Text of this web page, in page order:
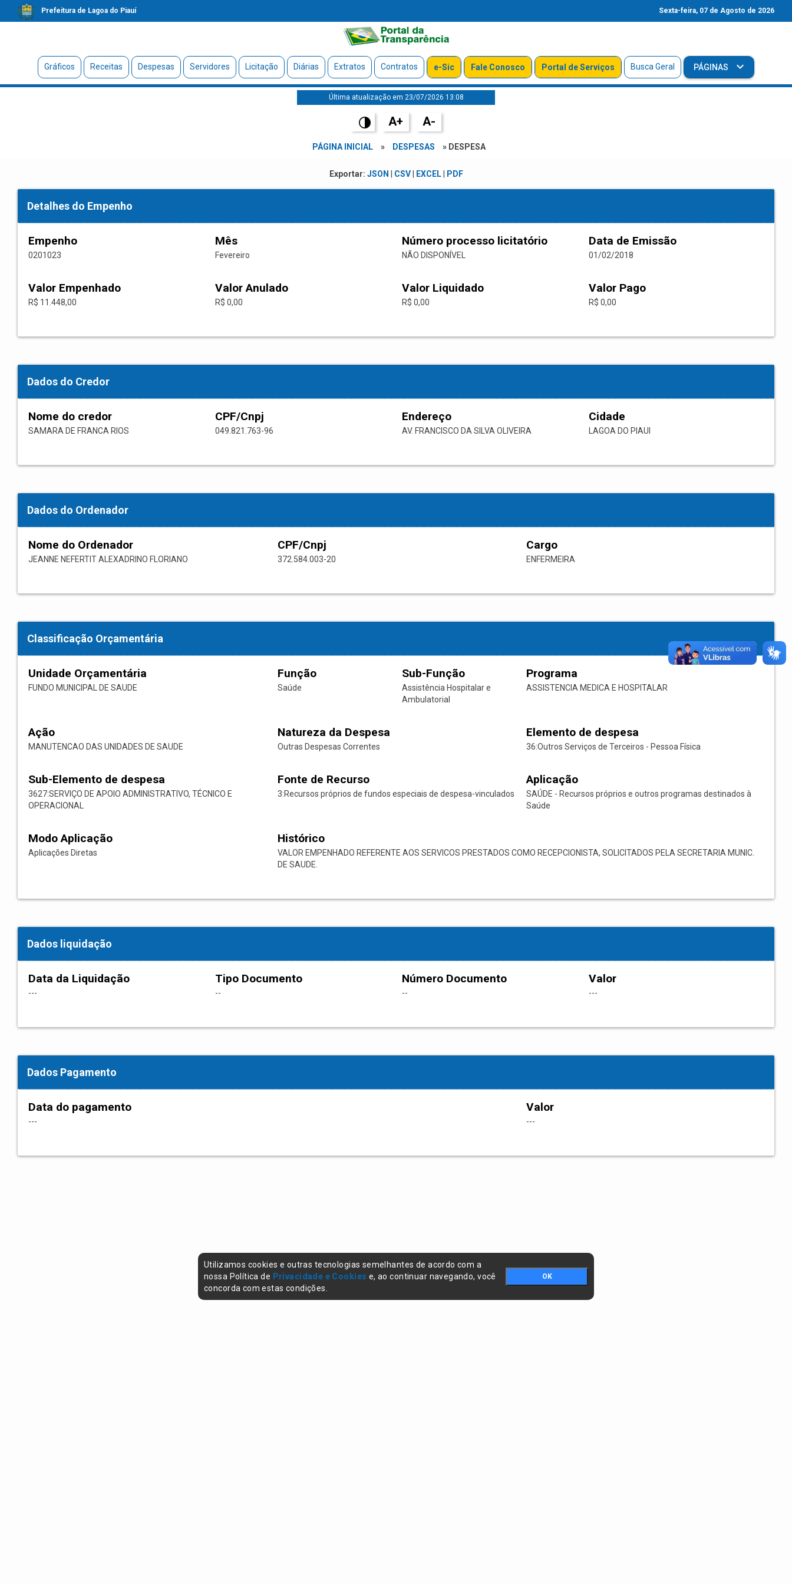
Prefeitura de Lagoa do Piauí Sexta-feira, 07 de Agosto de 2026
Gráficos Receitas Despesas Servidores Licitação Diárias Extratos Contratos e-Sic Fale Conosco Portal de Serviços Busca Geral PÁGINAS
Última atualização em 23/07/2026 13:08
A+ A-
PÁGINA INICIAL » DESPESAS » DESPESA
Exportar: JSON CSV| EXCEL| PDF
Detalhes do Empenho
Empenho
0201023
Mês
Fevereiro
Número processo licitatório
NÃO DISPONÍVEL
Data de Emissão
01/02/2018
Valor Empenhado
R$ 11.448,00
Valor Anulado
R$ 0,00
Valor Liquidado
R$ 0,00
Valor Pago
R$ 0,00
Dados do Credor
Nome do credor
SAMARA DE FRANCA RIOS
CPF/Cnpj
049.821.763-96
Endereço
AV. FRANCISCO DA SILVA OLIVEIRA
Cidade
LAGOA DO PIAUI
Dados do Ordenador
Nome do Ordenador
JEANNE NEFERTIT ALEXADRINO FLORIANO
CPF/Cnpj
372.584.003-20
Cargo
ENFERMEIRA
Classificação Orçamentária
Unidade Orçamentária
FUNDO MUNICIPAL DE SAUDE
Função
Saúde
Sub-Função
Assistência Hospitalar e
Ambulatorial
Programa
ASSISTENCIA MEDICA E HOSPITALAR
Ação
MANUTENCAO DAS UNIDADES DE SAUDE
Natureza da Despesa
Outras Despesas Correntes
Elemento de despesa
36:Outros Serviços de Terceiros - Pessoa Física
Sub-Elemento de despesa
3627:SERVIÇO DE APOIO ADMINISTRATIVO, TÉCNICO E
OPERACIONAL
Fonte de Recurso
3:Recursos próprios de fundos especiais de despesa-vinculados
Aplicação
SAÚDE - Recursos próprios e outros programas destinados à
Saúde
Modo Aplicação
Aplicações Diretas
Histórico
VALOR EMPENHADO REFERENTE AOS SERVICOS PRESTADOS COMO RECEPCIONISTA, SOLICITADOS PELA SECRETARIA MUNIC.
DE SAUDE.
Dados liquidação
Data da Liquidação
---
Tipo Documento
--
Número Documento
--
Valor
---
Dados Pagamento
Data do pagamento
---
Valor
---
Utilizamos cookies e outras tecnologias semelhantes de acordo com a
nossa Política de Privacidade e Cookies e, ao continuar navegando, você
concorda com estas condições.
OK